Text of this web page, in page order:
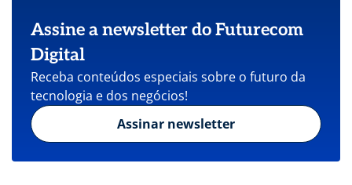
Assine a newsletter do Futurecom
Digital
Receba conteúdos especiais sobre o futuro da
tecnologia e dos negócios!
Assinar newsletter